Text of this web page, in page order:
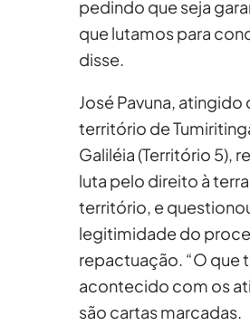
pedindo que seja
que lutamos para
disse.
José Pavuna, atingido
território de
Galiléia (Território 5),
luta pelo direito à
território, e
legitimidade do
repactuação. “O que
acontecido com os
são cartas marcadas.